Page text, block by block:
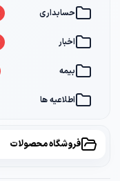
حسابداری
اخبار
بیمه
اطلاعیه ها
فروشگاه محصولات